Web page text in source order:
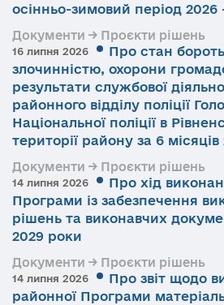
осінньо-зимовий період 2026
Документи → Проєкти рішень
16 липня 2026
Про стан
злочинністю, охорони
результати службової
районного відділу поліції
Національної поліції в
території району за 6 місяців
Документи → Проєкти рішень
14 липня 2026
Про хід
Програми із забезпечення
рішень та виконавчих
2029 роки
Документи → Проєкти рішень
14 липня 2026
Про звіт щодо
районної Програми